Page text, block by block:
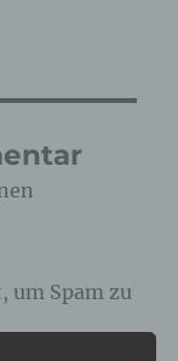
um Spam zu